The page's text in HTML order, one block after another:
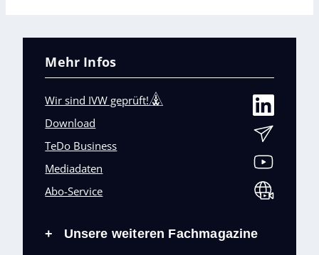
Mehr Infos
Wir sind IVW geprüft!
Download
TeDo Business
Mediadaten
Abo-Service
+ Unsere weiteren Fachmagazine